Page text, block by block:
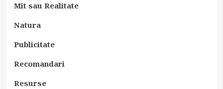
Mit sau Realitate
Natura
Publicitate
Recomandari
Resurse